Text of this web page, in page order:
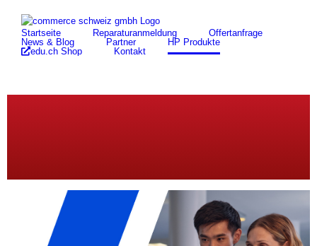
Inhalt
springen
Suche
nach:
Startseite Reparaturanmeldung
Offertanfrage
News & Blog
Partner
HP Produkte
edu.ch Shop
Kontakt